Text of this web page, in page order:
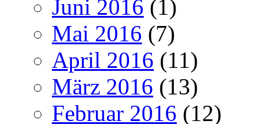
Juni 2016 (1)
Mai 2016 (7)
April 2016 (11)
März 2016 (13)
Februar 2016 (12)